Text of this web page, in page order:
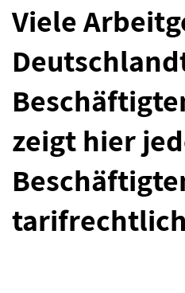
Viele
zeigt hier